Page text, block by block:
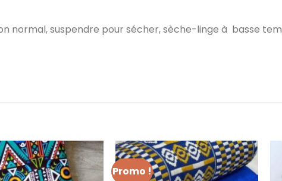
normal, suspendre pour sécher, sèche-linge à basse
Promo !